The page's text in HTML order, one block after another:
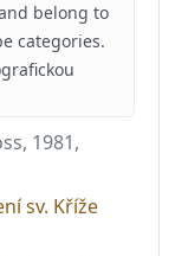
belong to
categories.
1981,
sv. Kříže